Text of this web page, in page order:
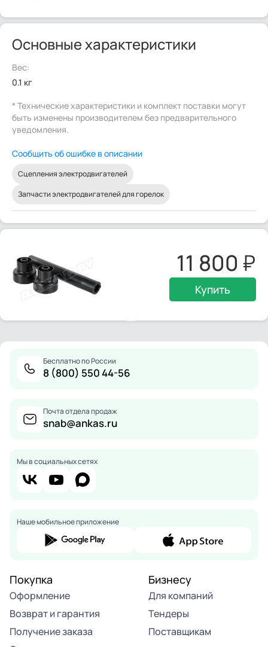
Основные характеристики
Вес:
0.1 кг
* Технические характеристики и комплект поставки могут
быть изменены производителем без предварительного
уведомления.
Сообщить об ошибке в описании
Сцепления электродвигателей
Запчасти электродвигателей для горелок
11 800
Купить
Бесплатно по России
8 (800) 550 44-56
Почта отдела продаж
snab@ankas.ru
Мы в социальных сетях
Наше мобильное приложение
Покупка
Оформление
Возврат и гарантия
Получение заказа
Бизнесу
Для компаний
Тендеры
Поставщикам